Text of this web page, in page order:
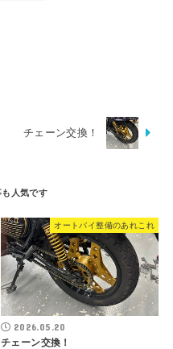
チェーン交換！
オートバイ整備のあれこれ
2026.05.20
チェーン交換！